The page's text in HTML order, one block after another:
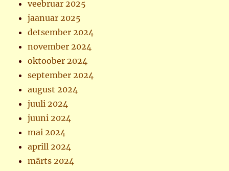
veebruar 2025
jaanuar 2025
detsember 2024
november 2024
oktoober 2024
september 2024
august 2024
juuli 2024
juuni 2024
mai 2024
aprill 2024
märts 2024